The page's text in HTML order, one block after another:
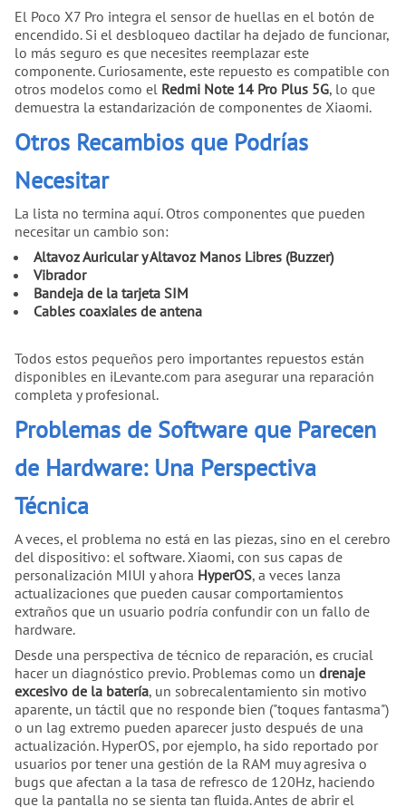
El Poco X7 Pro integra el sensor de huellas en el botón de
encendido. Si el desbloqueo dactilar ha dejado de funcionar,
lo más seguro es que necesites reemplazar este
componente. Curiosamente, este repuesto es compatible con
otros modelos como el Redmi Note 14 Pro Plus 5G, lo que
demuestra la estandarización de componentes de Xiaomi.
Otros Recambios que Podrías
Necesitar
La lista no termina aquí. Otros componentes que pueden
necesitar un cambio son:
Altavoz Auricular y Altavoz Manos Libres (Buzzer)
Vibrador
Bandeja de la tarjeta SIM
Cables coaxiales de antena
Todos estos pequeños pero importantes repuestos están
disponibles en iLevante.com para asegurar una reparación
completa y profesional.
Problemas de Software que Parecen
de Hardware: Una Perspectiva
Técnica
A veces, el problema no está en las piezas, sino en el cerebro
del dispositivo: el software. Xiaomi, con sus capas de
personalización MIUI y ahora HyperOS, a veces lanza
actualizaciones que pueden causar comportamientos
extraños que un usuario podría confundir con un fallo de
hardware.
Desde una perspectiva de técnico de reparación, es crucial
hacer un diagnóstico previo. Problemas como un drenaje
excesivo de la batería, un sobrecalentamiento sin motivo
aparente, un táctil que no responde bien ("toques fantasma")
o un lag extremo pueden aparecer justo después de una
actualización. HyperOS, por ejemplo, ha sido reportado por
usuarios por tener una gestión de la RAM muy agresiva o
bugs que afectan a la tasa de refresco de 120Hz, haciendo
que la pantalla no se sienta tan fluida. Antes de abrir el